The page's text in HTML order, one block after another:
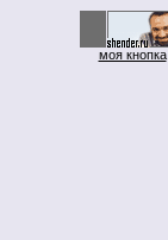
моя кнопка